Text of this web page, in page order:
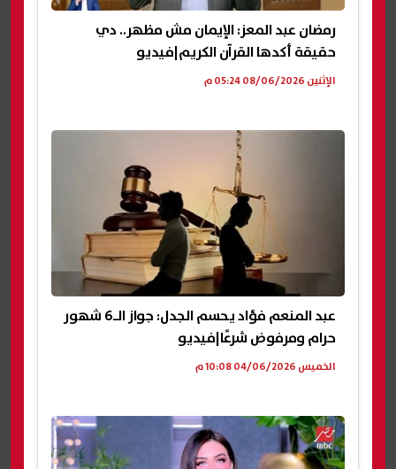
رمضان عبد المعز: الإيمان مش مظهر.. دي
حقيقة أكدها القرآن الكريم|فيديو
الإثنين 08/06/2026 05:24 م
عبد المنعم فؤاد يحسم الجدل: جواز الـ6 شهور
حرام ومرفوض شرعًا|فيديو
الخميس 04/06/2026 10:08 م